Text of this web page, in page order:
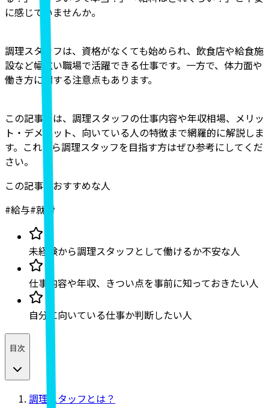
に感じていませんか。
調理スタッフは、資格がなくても始められ、飲食店や給食施
設など幅広い職場で活躍できる仕事です。一方で、体力面や
働き方に関する注意点もあります。
この記事では、調理スタッフの仕事内容や年収相場、メリッ
ト・デメリット、向いている人の特徴まで網羅的に解説しま
す。これから調理スタッフを目指す方はぜひ参考にしてくだ
さい。
この記事がおすすめな人
#給与#就労
未経験から調理スタッフとして働けるか不安な人
仕事内容や年収、きつい点を事前に知っておきたい人
自分に向いている仕事か判断したい人
目次
調理スタッフとは？